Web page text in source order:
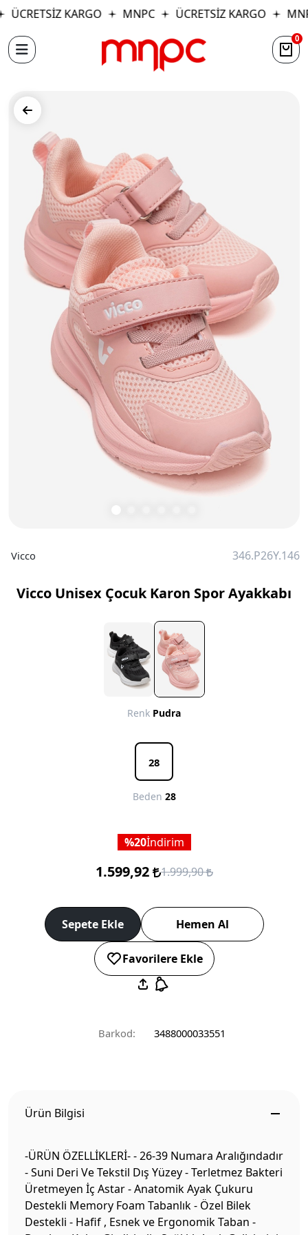
ÜCRETSİZ KARGO MNPC ÜCRETSİZ KARGO
0
Vicco 346.P26Y.146
Vicco Unisex Çocuk Karon Spor Ayakkabı
Renk Pudra
28
Beden 28
20İndirim
1.599,92 1.999,90
Sepete Ekle Hemen Al
Favorilere Ekle
Barkod: 3488000033551
Ürün Bilgisi
-ÜRÜN ÖZELLİKLERİ- - 26-39 Numara Aralığındadır
- Suni Deri Ve Tekstil Dış Yüzey - Terletmez Bakteri
Üretmeyen İç Astar - Anatomik Ayak Çukuru
Destekli Memory Foam Tabanlık - Özel Bilek
Destekli - Hafif , Esnek ve Ergonomik Taban -